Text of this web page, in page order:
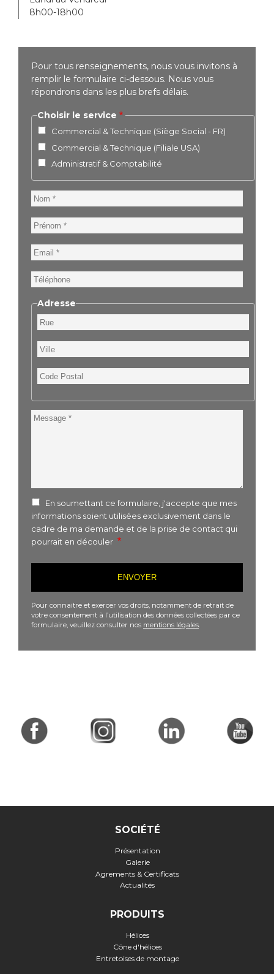
8h00-18h00
Pour tous renseignements, nous vous invitons à
remplir le formulaire ci-dessous. Nous vous
répondrons dans les plus brefs délais.
Choisir le service
Commercial & Technique (Siège Social - FR)
Commercial & Technique (Filiale USA)
Administratif & Comptabilité
Nom
Prénom
Email
Téléphone
Adresse
Rue
Ville
Code
Postal
Message
En soumettant ce formulaire, j'accepte que mes
informations soient utilisées exclusivement dans le
cadre de ma demande et de la prise de contact qui
pourrait en découler
Pour connaitre et exercer vos droits, notamment de retrait de
votre consentement à l’utilisation des données collectées par ce
formulaire, veuillez consulter nos mentions légales
SOCIÉTÉ
Présentation
Galerie
Agrements & Certificats
Actualités
PRODUITS
Hélices
Cône d'hélices
Entretoises de montage